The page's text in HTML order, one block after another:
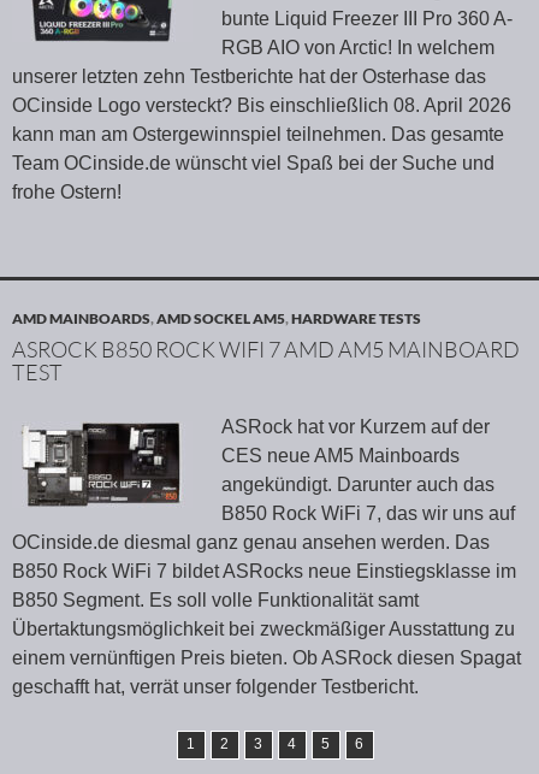
bunte Liquid Freezer III Pro 360 A-
RGB AIO von Arctic! In welchem
unserer letzten zehn Testberichte hat der Osterhase das
OCinside Logo versteckt? Bis einschließlich 08. April 2026
kann man am Ostergewinnspiel teilnehmen. Das gesamte
Team OCinside.de wünscht viel Spaß bei der Suche und
frohe Ostern!
AMD MAINBOARDS,AMD SOCKEL AM5,HARDWARE TESTS
ASROCK B850 ROCK WIFI 7 AMD AM5 MAINBOARD
TEST
ASRock hat vor Kurzem auf der
CES neue AM5 Mainboards
angekündigt. Darunter auch das
B850 Rock WiFi 7, das wir uns auf
OCinside.de diesmal ganz genau ansehen werden. Das
B850 Rock WiFi 7 bildet ASRocks neue Einstiegsklasse im
B850 Segment. Es soll volle Funktionalität samt
Übertaktungsmöglichkeit bei zweckmäßiger Ausstattung zu
einem vernünftigen Preis bieten. Ob ASRock diesen Spagat
geschafft hat, verrät unser folgender Testbericht.
1 2 3 4 5 6